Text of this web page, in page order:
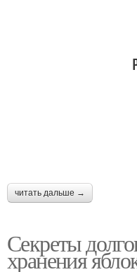
читать дальше →
Секреты
хранения